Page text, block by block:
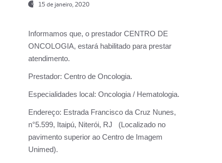
15 de janeiro, 2020
Informamos que, o prestador CENTRO DE
ONCOLOGIA, estará habilitado para prestar
atendimento.
Prestador: Centro de Oncologia.
Especialidades local: Oncologia / Hematologia.
Endereço: Estrada Francisco da Cruz Nunes,
n°5.599, Itaipú, Niterói, RJ (Localizado no
pavimento superior ao Centro de Imagem
Unimed).